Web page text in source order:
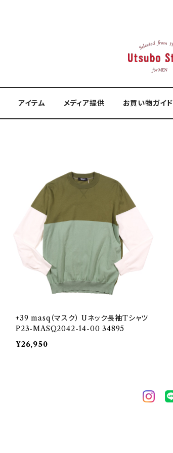
アイテム メディア提供 お買い物ガイド
+39 masq（マスク） Uネック長袖Tシャツ
P23-MASQ2042-14-00 34895
¥26,950